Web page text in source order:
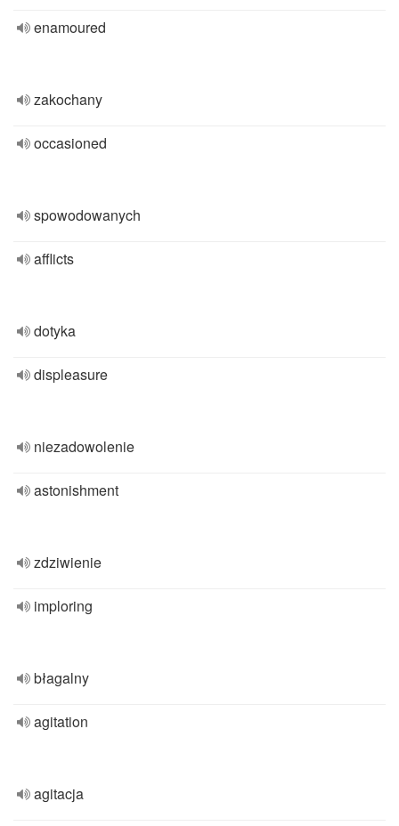
enamoured
zakochany
occasioned
spowodowanych
afflicts
dotyka
displeasure
niezadowolenie
astonishment
zdziwienie
imploring
błagalny
agitation
agitacja